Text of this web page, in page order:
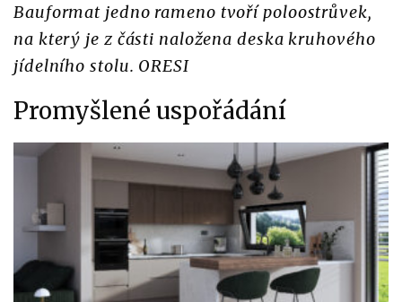
Bauformat jedno rameno tvoří poloostrůvek,
na který je z části naložena deska kruhového
jídelního stolu. ORESI
Promyšlené uspořádání